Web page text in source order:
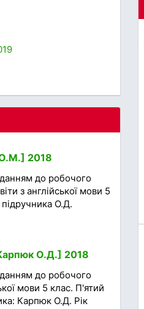
О.М.] 2018
до робочого
з англійської мови 5
О.Д.
О.Д.] 2018
до робочого
мови 5 клас. П'ятий
Карпюк О.Д. Рік